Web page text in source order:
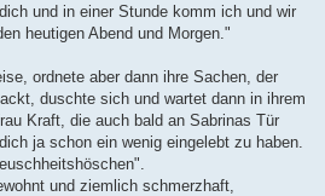
und in einer Stunde komm ich und wir
heutigen Abend und Morgen."
ordnete aber dann ihre Sachen, der
duschte sich und wartet dann in ihrem
Kraft, die auch bald an Sabrinas Tür
ja schon ein wenig eingelebt zu haben.
und ziemlich schmerzhaft,